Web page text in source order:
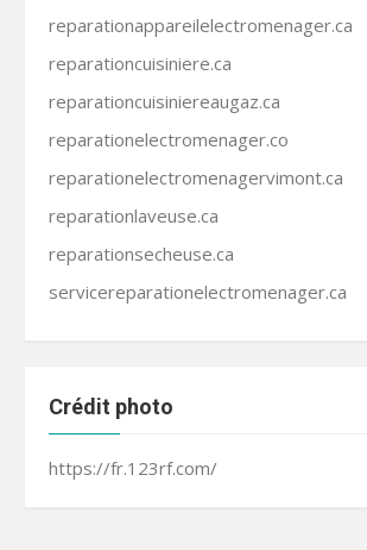
reparationappareilelectromenager.ca
reparationcuisiniere.ca
reparationcuisiniereaugaz.ca
reparationelectromenager.co
reparationelectromenagervimont.ca
reparationlaveuse.ca
reparationsecheuse.ca
servicereparationelectromenager.ca
Crédit photo
https://fr.123rf.com/